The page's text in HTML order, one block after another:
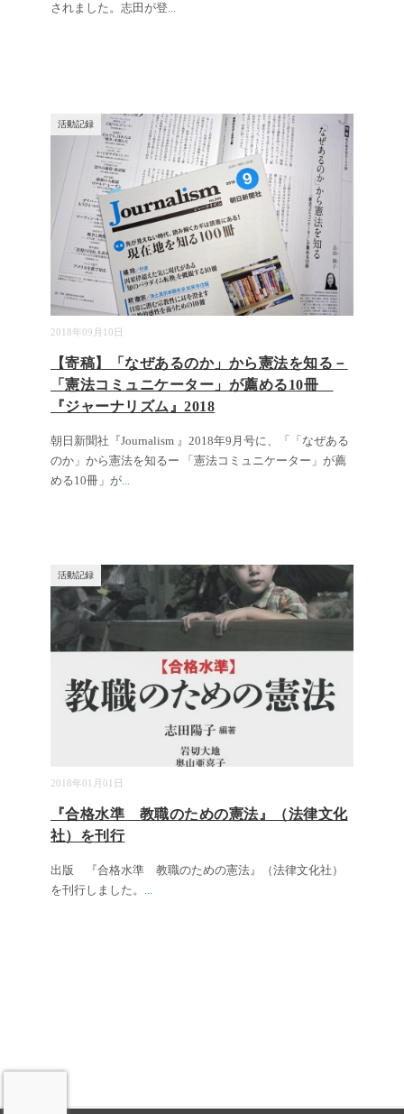
されました。志田が登...
2018年09月10日
活動記録
【寄稿】「なぜあるのか」から憲法を知る－
「憲法コミュニケーター」が薦める10冊
『ジャーナリズム』2018
朝日新聞社『Journalism 』2018年9月号に、「「なぜある
のか」から憲法を知るー 「憲法コミュニケーター」が薦
める10冊」が...
2018年01月01日
活動記録
『合格水準 教職のための憲法』（法律文化
社）を刊行
出版 『合格水準 教職のための憲法』（法律文化社）
を刊行しました。 ...